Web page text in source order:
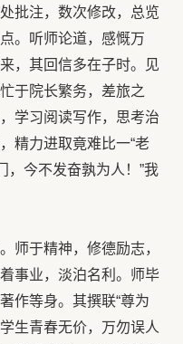
批注，数次修改，总览
。听师论道，感慨万
，其回信多在子时。见
于院长繁务，差旅之
学习阅读写作，思考治
精力进取竟难比一“老
，今不发奋孰为人！”我
师于精神，修德励志，
事业，淡泊名利。师毕
作等身。其撰联“尊为
生青春无价，万勿误人